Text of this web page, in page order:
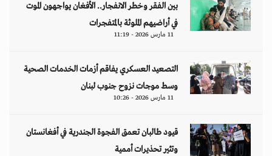
بين الفقر وخطر الانفجار.. الأفغان يواجهون الموت
في أراضيهم الملوثة بالمتفجرات
11 مارس 2026 - 11:19
التصعيد العسكري يفاقم أزمات الخدمات الصحية
وسط موجات نزوح جنوب لبنان
11 مارس 2026 - 10:26
قيود طالبان تعمق الفجوة الجندرية في أفغانستان
وتثير تحذيرات أممية